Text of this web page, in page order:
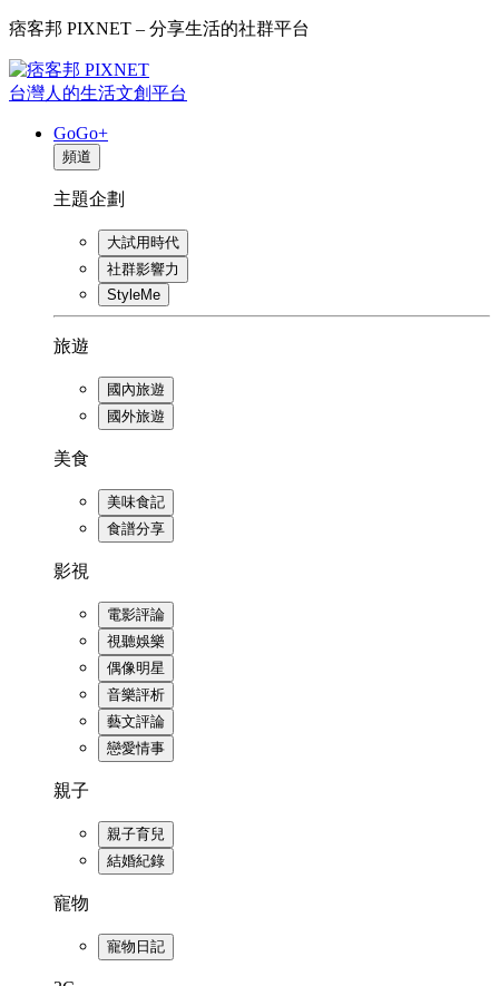
痞客邦 PIXNET – 分享生活的社群平台
台灣人的生活文創平台
GoGo+
頻道
主題企劃
大試用時代
社群影響力
StyleMe
旅遊
國內旅遊
國外旅遊
美食
美味食記
食譜分享
影視
電影評論
視聽娛樂
偶像明星
音樂評析
藝文評論
戀愛情事
親子
親子育兒
結婚紀錄
寵物
寵物日記